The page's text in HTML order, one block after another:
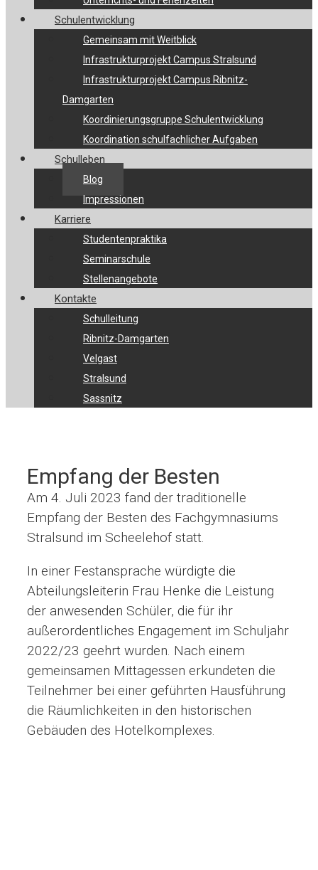
Schulentwicklung
Gemeinsam mit Weitblick
Infrastrukturprojekt Campus Stralsund
Infrastrukturprojekt Campus Ribnitz-
Damgarten
Koordinierungsgruppe Schulentwicklung
Koordination schulfachlicher Aufgaben
Schulleben
Blog
Impressionen
Karriere
Studentenpraktika
Seminarschule
Stellenangebote
Kontakte
Schulleitung
Ribnitz-Damgarten
Velgast
Stralsund
Sassnitz
Empfang der Besten
Am 4. Juli 2023 fand der traditionelle
Empfang der Besten des Fachgymnasiums
Stralsund im Scheelehof statt.
In einer Festansprache würdigte die
Abteilungsleiterin Frau Henke die Leistung
der anwesenden Schüler, die für ihr
außerordentliches Engagement im Schuljahr
2022/23 geehrt wurden. Nach einem
gemeinsamen Mittagessen erkundeten die
Teilnehmer bei einer geführten Hausführung
die Räumlichkeiten in den historischen
Gebäuden des Hotelkomplexes.